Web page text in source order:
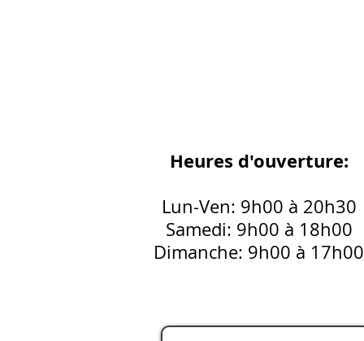
Heures d'ouverture:
Lun-Ven: 9h00 à 20h30
Samedi: 9h00 à 18h00
Dimanche: 9h00 à 17h00